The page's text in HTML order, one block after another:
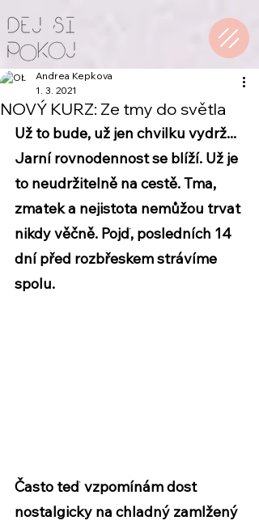
NOVÝ KURZ: Ze tmy do světla
Andrea Kepkova
1. 3. 2021
Už to bude, už jen chvilku vydrž...
Jarní rovnodennost se blíží. Už je
to neudržitelně na cestě. Tma,
zmatek a nejistota nemůžou trvat
nikdy věčně. Pojď, posledních 14
dní před rozbřeskem strávíme
spolu.
Často teď vzpomínám dost
nostalgicky na chladný zamlžený